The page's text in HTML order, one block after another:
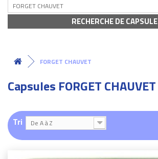
FORGET CHAUVET
RECHERCHE DE CAPSULE
FORGET CHAUVET
Capsules FORGET CHAUVET
Tri De A à Z